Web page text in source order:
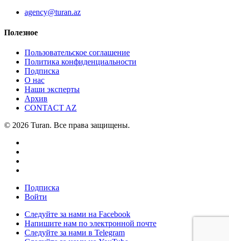
agency@turan.az
Полезное
Пользовательское соглашение
Политика конфиденциальности
Подписка
О нас
Наши эксперты
Архив
CONTACT AZ
© 2026 Turan. Все права защищены.
Подписка
Войти
Следуйте за нами на Facebook
Напишите нам по электронной почте
Следуйте за нами в Telegram